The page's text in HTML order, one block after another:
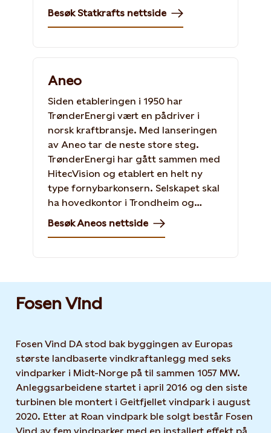
ansatte i mer enn 20 land.
Besøk Statkrafts nettside
Aneo
Siden etableringen i 1950 har
TrønderEnergi vært en pådriver i
norsk kraftbransje. Med lanseringen
av Aneo tar de neste store steg.
TrønderEnergi har gått sammen med
HitecVision og etablert en helt ny
type fornybarkonsern. Selskapet skal
ha hovedkontor i Trondheim og
aktivitet i hele Norden.
Besøk Aneos nettside
Fosen Vind
Fosen Vind DA stod bak byggingen av Europas
største landbaserte vindkraftanlegg med seks
vindparker i Midt-Norge på til sammen 1057 MW.
Anleggsarbeidene startet i april 2016 og den siste
turbinen ble montert i Geitfjellet vindpark i august
2020. Etter at Roan vindpark ble solgt består Fosen